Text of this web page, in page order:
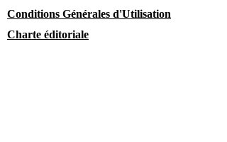
Conditions Générales d'Utilisation
Charte éditoriale